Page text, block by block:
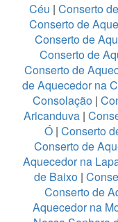
Céu | Conserto
Conserto de
Conserto de
Conserto de
Conserto de
de Aquecedor na
Consolação |
Aricanduva|
Ó| Conserto
Conserto de
Aquecedor na
de Baixo |
Conserto de
Aquecedor na